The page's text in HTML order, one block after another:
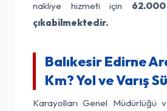
nakliye hizmeti için
çıkabilmektedir.
Balıkesir Edirne
Km? Yol ve Varış
Karayolları Genel Müdürlüğü